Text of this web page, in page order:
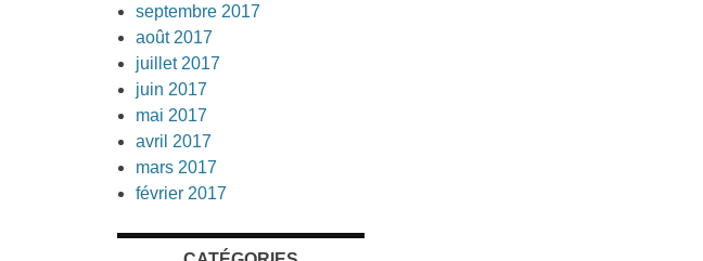
septembre 2017
août 2017
juillet 2017
juin 2017
mai 2017
avril 2017
mars 2017
février 2017